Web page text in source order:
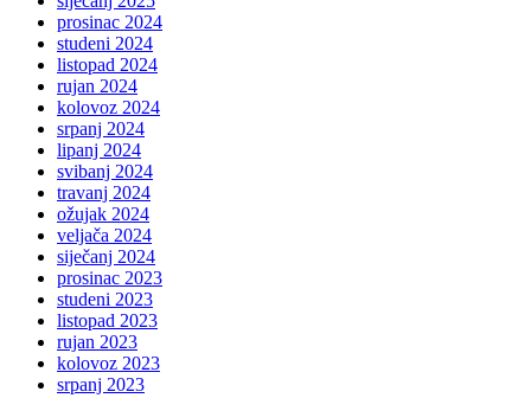
prosinac 2024
studeni 2024
listopad 2024
rujan 2024
kolovoz 2024
srpanj 2024
lipanj 2024
svibanj 2024
travanj 2024
ožujak 2024
veljača 2024
siječanj 2024
prosinac 2023
studeni 2023
listopad 2023
rujan 2023
kolovoz 2023
srpanj 2023